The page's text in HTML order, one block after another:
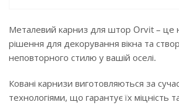
Металевий карниз для штор Orvit – це
рішення для декорування вікна та
неповторного стилю у вашій оселі.
Ковані карнизи виготовляються за
технологіями, що гарантує їх міцність